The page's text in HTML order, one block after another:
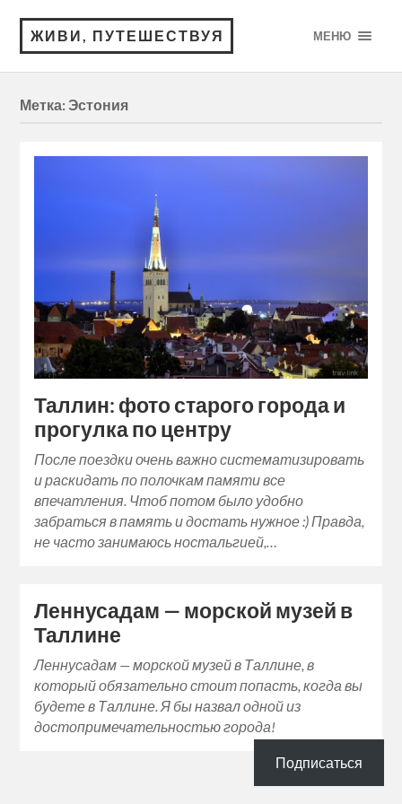
ЖИВИ, ПУТЕШЕСТВУЯ МЕНЮ
Метка:Эстония
Таллин: фото старого города и
прогулка по центру
После поездки очень важно систематизировать
и раскидать по полочкам памяти все
впечатления. Чтоб потом было удобно
забраться в память и достать нужное :) Правда,
не часто занимаюсь ностальгией,…
Леннусадам — морской музей в
Таллине
Леннусадам — морской музей в Таллине, в
который обязательно стоит попасть, когда вы
будете в Таллине. Я бы назвал одной из
достопримечательностью города!
Подписаться